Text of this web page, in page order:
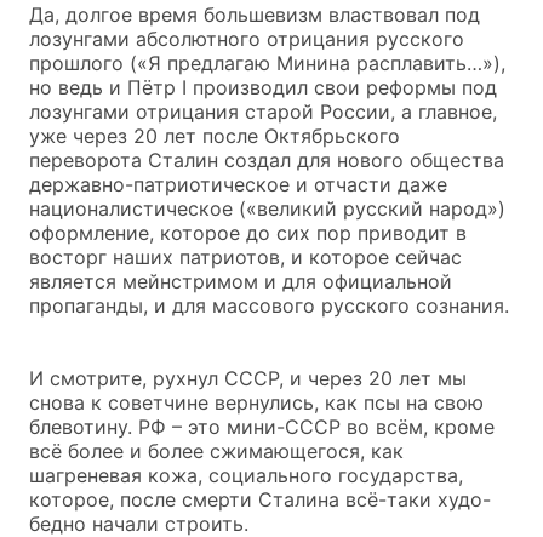
Да, долгое время большевизм властвовал под
лозунгами абсолютного отрицания русского
прошлого («Я предлагаю Минина расплавить…»),
но ведь и Пётр I производил свои реформы под
лозунгами отрицания старой России, а главное,
уже через 20 лет после Октябрьского
переворота Сталин создал для нового общества
державно-патриотическое и отчасти даже
националистическое («великий русский народ»)
оформление, которое до сих пор приводит в
восторг наших патриотов, и которое сейчас
является мейнстримом и для официальной
пропаганды, и для массового русского сознания.
И смотрите, рухнул СССР, и через 20 лет мы
снова к советчине вернулись, как псы на свою
блевотину. РФ – это мини-СССР во всём, кроме
всё более и более сжимающегося, как
шагреневая кожа, социального государства,
которое, после смерти Сталина всё-таки худо-
бедно начали строить.